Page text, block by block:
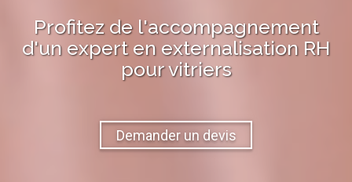
Profitez de l'accompagnement
d'un expert en externalisation RH
pourvitriers
Demander un devis